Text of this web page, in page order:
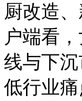
厨改造
户端看
线与下
低行业